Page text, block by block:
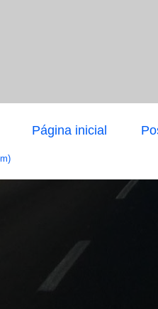
Página inicial